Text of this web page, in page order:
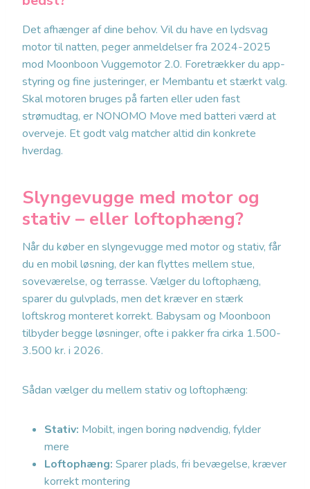
Det afhænger af dine behov. Vil du have en lydsvag
motor til natten, peger anmeldelser fra 2024-2025
mod Moonboon Vuggemotor 2.0. Foretrækker du app-
styring og fine justeringer, er Membantu et stærkt valg.
Skal motoren bruges på farten eller uden fast
strømudtag, er NONOMO Move med batteri værd at
overveje. Et godt valg matcher altid din konkrete
hverdag.
Slyngevugge med motor og
stativ – eller loftophæng?
Når du køber en slyngevugge med motor og stativ, får
du en mobil løsning, der kan flyttes mellem stue,
soveværelse, og terrasse. Vælger du loftophæng,
sparer du gulvplads, men det kræver en stærk
loftskrog monteret korrekt. Babysam og Moonboon
tilbyder begge løsninger, ofte i pakker fra cirka 1.500-
3.500 kr. i 2026.
Sådan vælger du mellem stativ og loftophæng:
Stativ: Mobilt, ingen boring nødvendig, fylder
mere
Loftophæng: Sparer plads, fri bevægelse, kræver
korrekt montering